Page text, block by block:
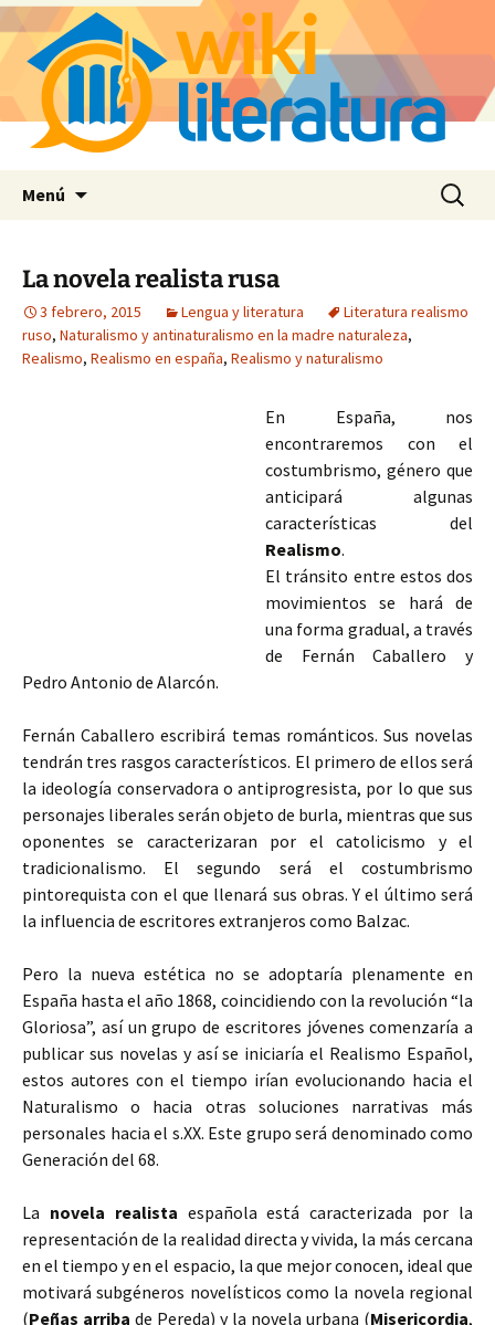
Menú Buscar:
La novela realista rusa
3 febrero, 2015 Lengua y literatura
Literatura realismo
ruso, Naturalismo y antinaturalismo en la madre naturaleza,
Realismo, Realismo en españa, Realismo y naturalismo
En España, nos
encontraremos con el
costumbrismo, género que
anticipará algunas
características del
Realismo.
El tránsito entre estos dos
movimientos se hará de
una forma gradual, a través
de Fernán Caballero y
Pedro Antonio de Alarcón.
Fernán Caballero escribirá temas románticos. Sus novelas
tendrán tres rasgos característicos. El primero de ellos será
la ideología conservadora o antiprogresista, por lo que sus
personajes liberales serán objeto de burla, mientras que sus
oponentesse caracterizaran por el catolicismo y el
tradicionalismo. El segundo será el costumbrismo
pintorequista con el que llenará sus obras. Y el último será
la influencia de escritores extranjeros como Balzac.
Pero la nueva estética no se adoptaría plenamente en
España hasta el año 1868, coincidiendo con la revolución “la
Gloriosa”, así un grupo de escritores jóvenes comenzaría a
publicar sus novelas y así se iniciaría el Realismo Español,
estos autores con el tiempo irían evolucionando hacia el
Naturalismo o hacia otras soluciones narrativas más
personales hacia el s.XX. Este grupo será denominado como
Generación del 68.
La novela realista española está caracterizada por la
representación de la realidad directa y vivida, la más cercana
en el tiempo y en el espacio, la que mejor conocen, ideal que
motivará subgéneros novelísticos como la novela regional
(Peñas arriba de Pereda) y la novela urbana (Misericordia,